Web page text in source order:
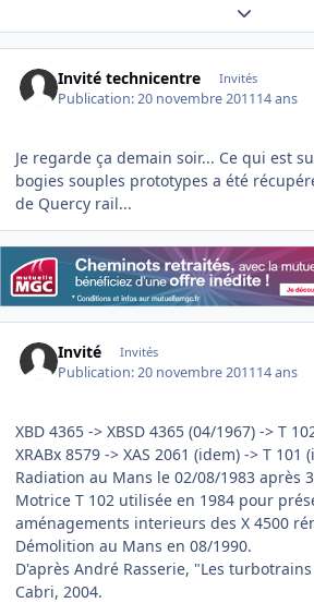
Expand
Invité technicentre Invités
Publication:20 novembre 201114 ans
Je regarde ça demain soir... Ce qui est
bogies souples prototypes a été
de Quercy rail...
Invité Invités
Publication:20 novembre 201114 ans
XBD 4365 -> XBSD 4365 (04/1967) -> T
XRABx 8579 -> XAS 2061 (idem) -> T 101
Radiation au Mans le 02/08/1983 après
Motrice T 102 utilisée en 1984 pour
aménagements interieurs des X 4500
Démolition au Mans en 08/1990.
D'après André Rasserie, "Les
Cabri, 2004.